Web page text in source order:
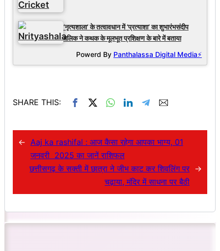
‘नृत्यशाला’ के तत्वावधान में ‘प्रत्याशा’ का शुभारंभसंदीप
मलिक ने कथक के मूलभूत प्रशिक्षण के बारे में बताया
Powerd By Panthalassa Digital Media⚡
SHARE THIS:
← Aaj ka rashifal : आज कैसा रहेगा आपका भाग्य, 01
जनवरी 2025 का जानें राशिफल
छत्तीसगढ़ के सक्ती में छात्रा ने जीभ काट कर शिवलिंग पर
चढ़ाया, मंदिर में साधना पर बैठी
→